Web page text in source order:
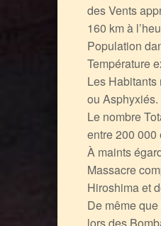
des Vents
160 km à
Population
Température
Les Habitants
ou Asphyxiés.
Le nombre
entre 200 000
À maints
Massacre
Hiroshima et
De même